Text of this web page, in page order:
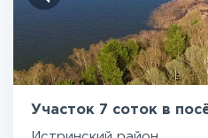
Участок 7 соток в